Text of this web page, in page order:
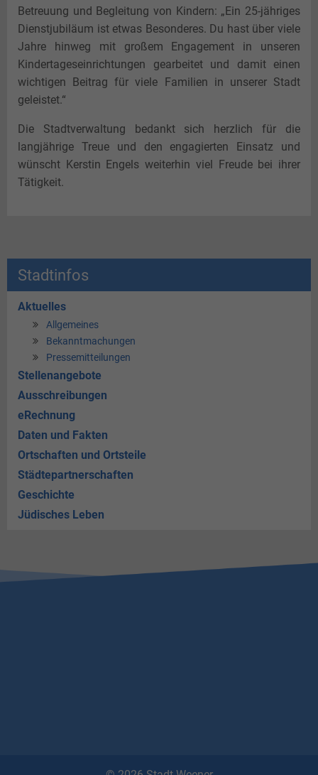
Betreuung und Begleitung von Kindern: „Ein 25-jähriges
Dienstjubiläum ist etwas Besonderes. Du hast über viele
Jahre hinweg mit großem Engagement in unseren
Kindertageseinrichtungen gearbeitet und damit einen
wichtigen Beitrag für viele Familien in unserer Stadt
geleistet.“
Die Stadtverwaltung bedankt sich herzlich für die
langjährige Treue und den engagierten Einsatz und
wünscht Kerstin Engels weiterhin viel Freude bei ihrer
Tätigkeit.
Stadtinfos
Aktuelles
Allgemeines
Bekanntmachungen
Pressemitteilungen
Stellenangebote
Ausschreibungen
eRechnung
Daten und Fakten
Ortschaften und Ortsteile
Städtepartnerschaften
Geschichte
Jüdisches Leben